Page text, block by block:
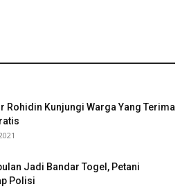
Rohidin Kunjungi Warga Yang Terima
Jadi Bandar Togel, Petani
Polisi